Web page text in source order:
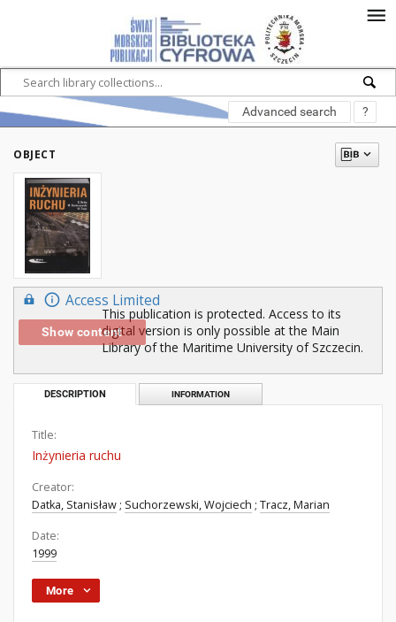
Advanced search ?
OBJECT
Access Limited
Show content
This publication is protected. Access to its
digital version is only possible at the Main
Library of the Maritime University of Szczecin.
DESCRIPTION INFORMATION
Title:
Inżynieria ruchu
Creator:
Datka, Stanisław ; Suchorzewski, Wojciech ; Tracz, Marian
Date:
1999
More